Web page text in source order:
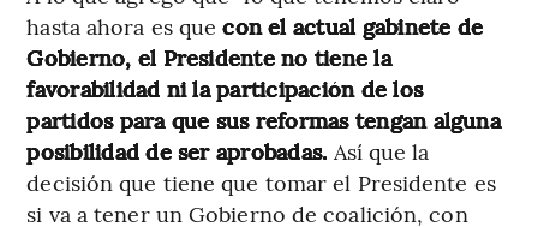
hasta ahora es quecon el actual gabinete de
Gobierno, el Presidente no tiene la
favorabilidad ni la participación de los
partidos para que sus reformas tengan alguna
posibilidad de ser aprobadas. Así que la
decisión que tiene que tomar el Presidente es
si va a tener un Gobierno de coalición, con